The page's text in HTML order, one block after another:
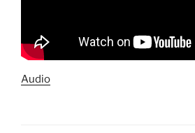
Audio